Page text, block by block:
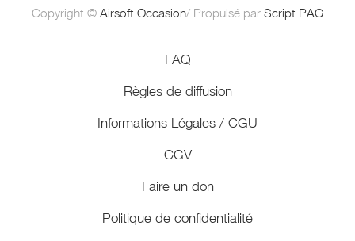
Copyright © Airsoft Occasion/ Propulsé par Script PAG
FAQ
Règles de diffusion
Informations Légales / CGU
CGV
Faire un don
Politique de confidentialité